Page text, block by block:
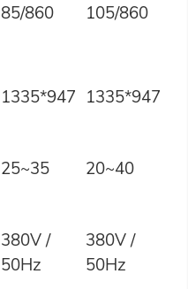
85/860 105/860
1335*947 1335*947
25~35 20~40
380V /
50Hz
380V /
50Hz